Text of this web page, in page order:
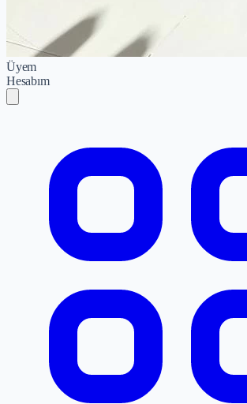
Üyem
Hesabım